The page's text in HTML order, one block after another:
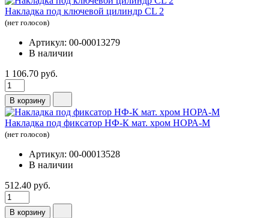
Накладка под ключевой цилиндр CL 2
(нет голосов)
Артикул: 00-00013279
В наличии
1 106.70 руб.
В корзину
Накладка под фиксатор НФ-К мат. хром НОРА-М
(нет голосов)
Артикул: 00-00013528
В наличии
512.40 руб.
В корзину